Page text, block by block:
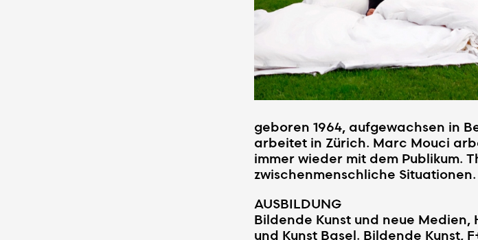
geboren 1964, aufgewachsen in
arbeitet in Zürich. Marc Mouci
immer wieder mit dem Publikum.
zwischenmenschliche Situationen.
AUSBILDUNG
Bildende Kunst und neue
und Kunst Basel. Bildende Kunst,